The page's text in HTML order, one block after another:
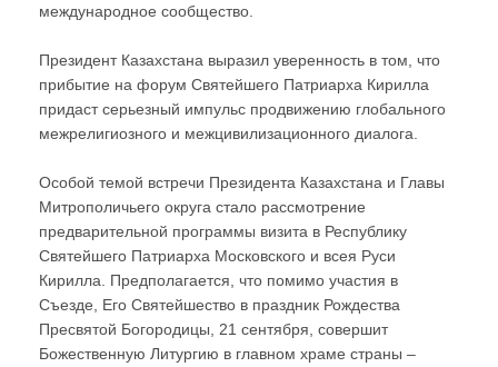
международное сообщество.
Президент Казахстана выразил уверенность в том, что
прибытие на форум Святейшего Патриарха Кирилла
придаст серьезный импульс продвижению глобального
межрелигиозного и межцивилизационного диалога.
Особой темой встречи Президента Казахстана и Главы
Митрополичьего округа стало рассмотрение
предварительной программы визита в Республику
Святейшего Патриарха Московского и всея Руси
Кирилла. Предполагается, что помимо участия в
Съезде, Его Святейшество в праздник Рождества
Пресвятой Богородицы, 21 сентября, совершит
Божественную Литургию в главном храме страны –